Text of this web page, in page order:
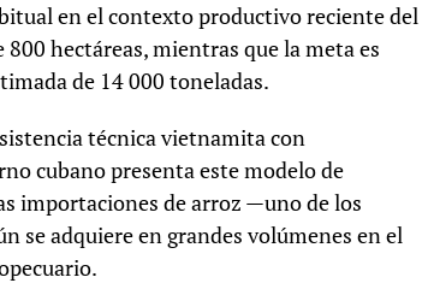
en el contexto productivo reciente del
hectáreas, mientras que la meta es
de 14 000 toneladas.
técnica vietnamita con
cubano presenta este modelo de
importaciones de arroz —uno de los
se adquiere en grandes volúmenes en el